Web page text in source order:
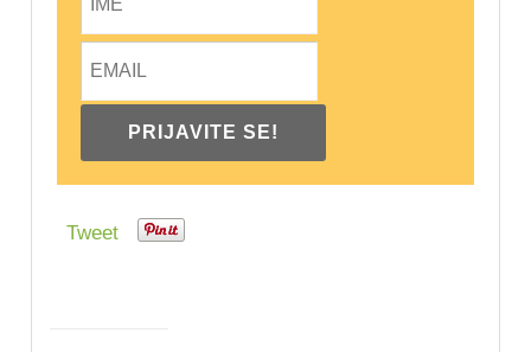
Tweet